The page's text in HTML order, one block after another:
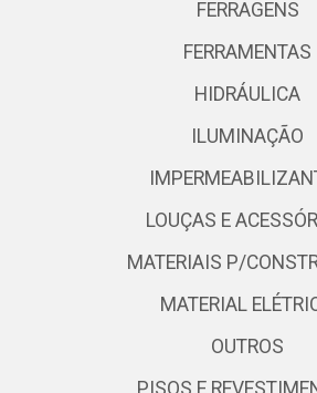
FERRAGENS
FERRAMENTAS
HIDRÁULICA
ILUMINAÇÃO
LOUÇAS E
MATERIAIS P/
MATERIAL
OUTROS